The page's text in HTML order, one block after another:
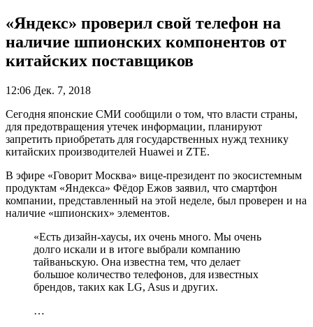
«Яндекс» проверил свой телефон на
наличие шпионских компонентов от
китайских поставщиков
12:06 Дек. 7, 2018
Сегодня японские СМИ сообщили о том, что власти страны,
для предотвращения утечек информации, планируют
запретить приобретать для государственных нужд технику
китайских производителей Huawei и ZTE.
В эфире «Говорит Москва» вице-президент по экосистемным
продуктам «Яндекса» Фёдор Ежов заявил, что смартфон
компании, представленный на этой неделе, был проверен и на
наличие «шпионских» элементов.
«Есть дизайн-хаусы, их очень много. Мы очень
долго искали и в итоге выбрали компанию
тайваньскую. Она известна тем, что делает
большое количество телефонов, для известных
брендов, таких как LG, Asus и других.
…